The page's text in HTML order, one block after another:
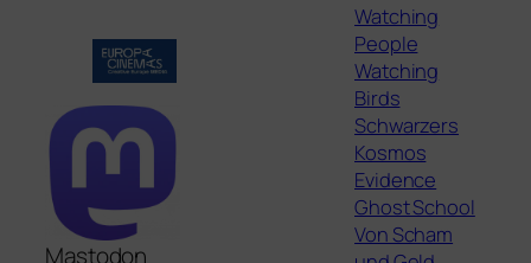
Mastodon
Watching
People
Watching
Birds
Schwarzers
Kosmos
Evidence
Ghost School
Von Scham